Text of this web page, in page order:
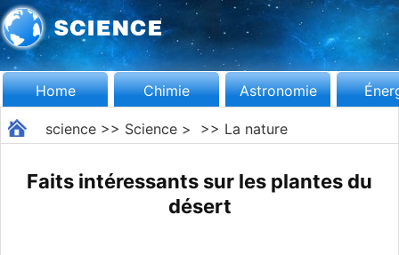
Home Chimie Astronomie
science>> Science> >> La nature
Faits intéressants sur les plantes du
désert